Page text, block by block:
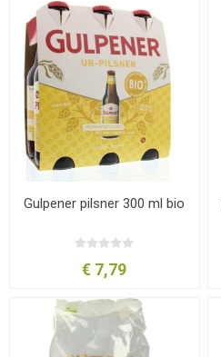
Gulpener pilsner 300 ml bio
€ 7,79